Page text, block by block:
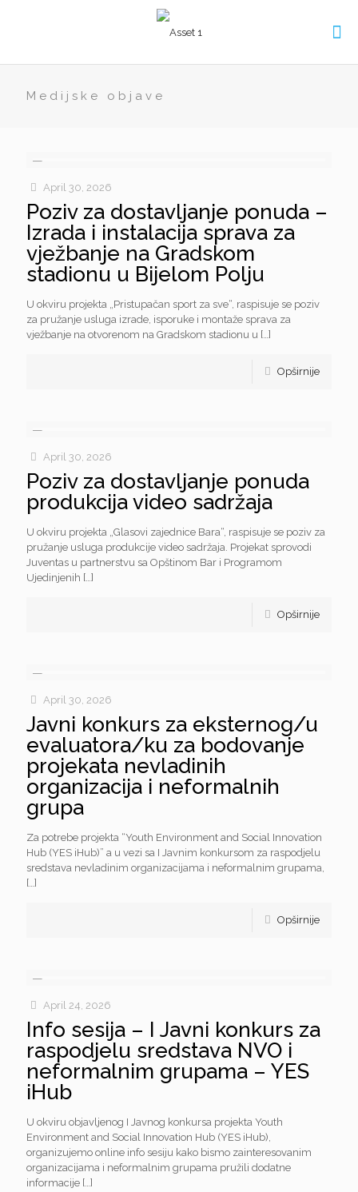
Medijske objave
April 30, 2026
Poziv za dostavljanje ponuda –
Izrada i instalacija sprava za
vježbanje na Gradskom
stadionu u Bijelom Polju
U okviru projekta „Pristupačan sport za sve“, raspisuje se poziv
za pružanje usluga izrade, isporuke i montaže sprava za
vježbanje na otvorenom na Gradskom stadionu u […]
Opširnije
April 30, 2026
Poziv za dostavljanje ponuda
produkcija video sadržaja
U okviru projekta „Glasovi zajednice Bara“, raspisuje se poziv za
pružanje usluga produkcije video sadržaja. Projekat sprovodi
Juventas u partnerstvu sa Opštinom Bar i Programom
Ujedinjenih […]
Opširnije
April 30, 2026
Javni konkurs za eksternog/u
evaluatora/ku za bodovanje
projekata nevladinih
organizacija i neformalnih
grupa
Za potrebe projekta “Youth Environment and Social Innovation
Hub (YES iHub)” a u vezi sa I Javnim konkursom za raspodjelu
sredstava nevladinim organizacijama i neformalnim grupama,
[…]
Opširnije
April 24, 2026
Info sesija – I Javni konkurs za
raspodjelu sredstava NVO i
neformalnim grupama – YES
iHub
U okviru objavljenog I Javnog konkursa projekta Youth
Environment and Social Innovation Hub (YES iHub),
organizujemo online info sesiju kako bismo zainteresovanim
organizacijama i neformalnim grupama pružili dodatne
informacije […]